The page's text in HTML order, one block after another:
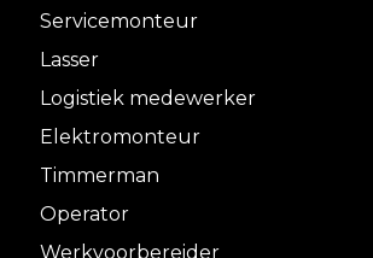
Servicemonteur
Lasser
Logistiek medewerker
Elektromonteur
Timmerman
Operator
Werkvoorbereider